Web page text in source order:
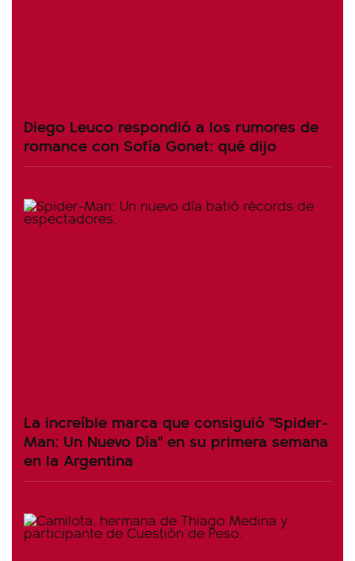
Diego Leuco respondió a los rumores de
romance con Sofía Gonet: qué dijo
La increíble marca que consiguió "Spider-
Man: Un Nuevo Día" en su primera semana
en la Argentina